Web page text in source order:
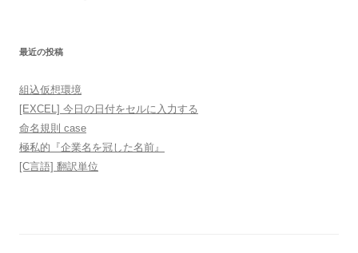
最近の投稿
組込仮想環境
[EXCEL] 今日の日付をセルに入力する
命名規則 case
極私的『企業名を冠した名前』
[C言語] 翻訳単位